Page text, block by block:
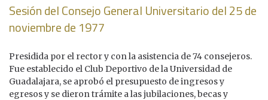
Sesión del Consejo General Universitario del 25 de
noviembre de 1977
Presidida por el rector y con la asistencia de 74 consejeros.
Fue establecido el Club Deportivo de la Universidad de
Guadalajara, se aprobó el presupuesto de ingresos y
egresos y se dieron trámite a las jubilaciones, becas y